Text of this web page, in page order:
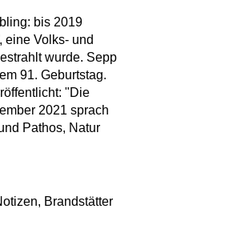
bis 2019
eine Volks- und
wurde. Sepp
91. Geburtstag.
"Die
2021 sprach
Pathos, Natur
Brandstätter